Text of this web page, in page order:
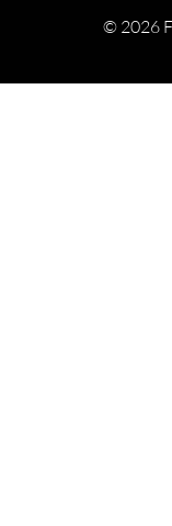
© 2026